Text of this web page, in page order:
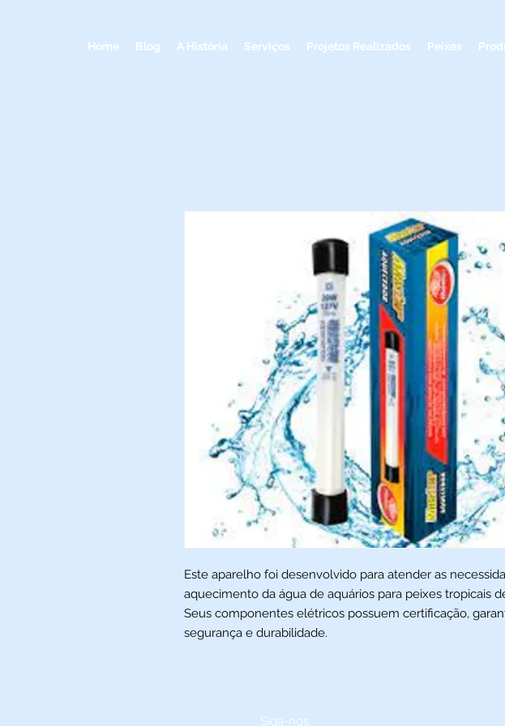
Home Blog A História Serviços Projetos Realizados Peixes
Este aparelho foi desenvolvido para atender as
aquecimento da água de aquários para peixes tropicais
Seus componentes elétricos possuem certificação,
segurança e durabilidade.
Siga-nos